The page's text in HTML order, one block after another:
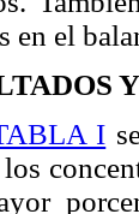
en el
I